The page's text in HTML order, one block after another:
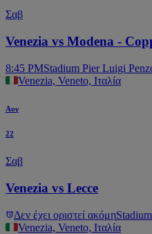
Σαβ
Venezia vs Modena -
8:45 PMStadium Pier Luigi
Venezia, Veneto, Ιταλία
Αυγ
22
Σαβ
Venezia vs Lecce
Δεν έχει οριστεί ακόμη
Venezia, Veneto, Ιταλία